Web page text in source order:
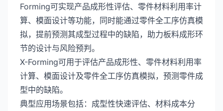
Forming可实现产品成形性评估、零件材料利用率计
算、模面设计等功能，同时能通过零件全工序仿真模
拟，提前预测其成型过程中的缺陷，助力板料成形环
节的设计与风险预判。
X-Forming可用于评估产品成形性、零件材料利用率
计算、模面设计及零件全工序仿真模拟，预测零件成
型中的缺陷。
典型应用场景包括：成型性快速评估、材料成本分